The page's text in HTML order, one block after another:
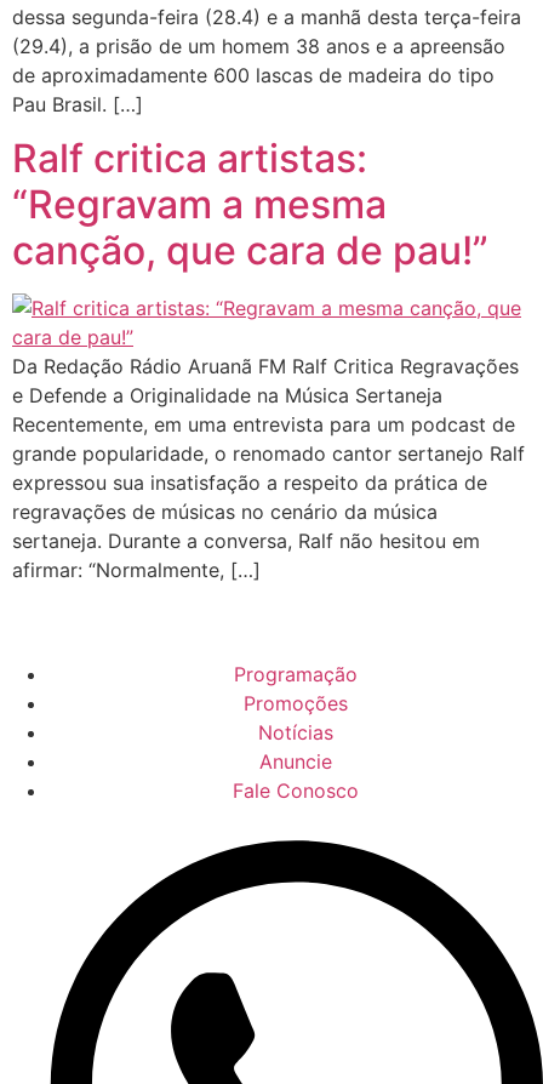
dessa segunda-feira (28.4) e a manhã desta terça-feira
(29.4), a prisão de um homem 38 anos e a apreensão
de aproximadamente 600 lascas de madeira do tipo
Pau Brasil. […]
Ralf critica artistas:
“Regravam a mesma
canção, que cara de pau!”
Da Redação Rádio Aruanã FM Ralf Critica Regravações
e Defende a Originalidade na Música Sertaneja
Recentemente, em uma entrevista para um podcast de
grande popularidade, o renomado cantor sertanejo Ralf
expressou sua insatisfação a respeito da prática de
regravações de músicas no cenário da música
sertaneja. Durante a conversa, Ralf não hesitou em
afirmar: “Normalmente, […]
Programação
Promoções
Notícias
Anuncie
Fale Conosco